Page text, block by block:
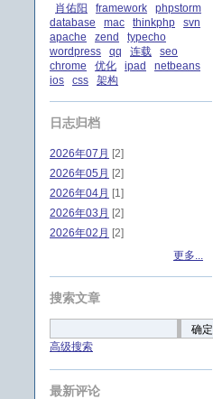
肖佑阳
framework
phpstorm
database
mac thinkphp
svn
apache
zend
typecho
wordpress
qq 连载
seo
chrome
优化 ipad
netbeans
ios
css 架构
日志归档
2026年07月 [2]
2026年05月 [2]
2026年04月 [1]
2026年03月 [2]
2026年02月 [2]
更多...
搜索文章
确定
高级搜索
最新评论